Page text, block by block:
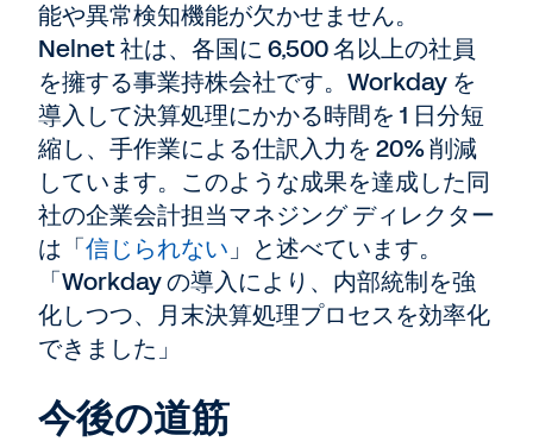
能や異常検知機能が欠かせません。
Nelnet 社は、各国に 6,500 名以上の社員
を擁する事業持株会社です。Workday を
導入して決算処理にかかる時間を 1 日分短
縮し、手作業による仕訳入力を 20% 削減
しています。このような成果を達成した同
社の企業会計担当マネジング ディレクター
は「信じられない 」と述べています。
「Workday の導入により、内部統制を強
化しつつ、月末決算処理プロセスを効率化
できました」
今後の道筋